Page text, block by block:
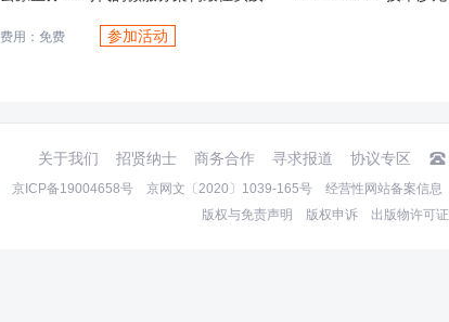
费用：免费 参加活动
关于我们 招贤纳士 商务合作 寻求报道 协议专区
京ICP备19004658号 京网文〔2020〕1039-165号 经营性网站备案信息
版权与免责声明
版权申诉 出版物许可证